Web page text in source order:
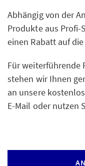
Abhängig von der
Produkte aus Profi-
einen Rabatt auf
Für weiterführende
stehen wir Ihnen
an unsere
E-Mail oder nutzen